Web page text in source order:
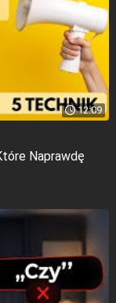
12:09
Naprawdę